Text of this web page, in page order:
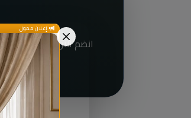
إعلان ممول